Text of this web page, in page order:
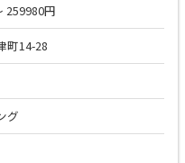
259980円
町14-28
グ